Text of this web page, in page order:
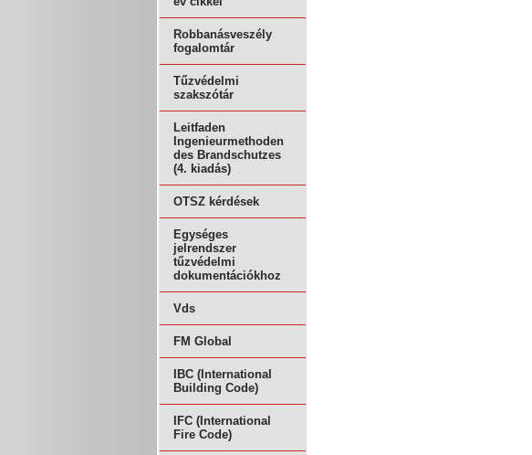
Robbanásveszély
fogalomtár
Tűzvédelmi
szakszótár
Leitfaden
Ingenieurmethoden
des Brandschutzes
(4. kiadás)
OTSZ kérdések
Egységes
jelrendszer
tűzvédelmi
dokumentációkhoz
Vds
FM Global
IBC (International
Building Code)
IFC (International
Fire Code)